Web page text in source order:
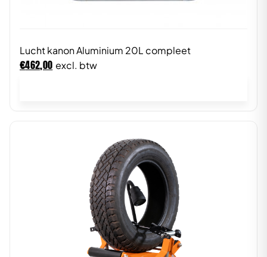
Lucht kanon Aluminium 20L compleet
€462,00 excl. btw